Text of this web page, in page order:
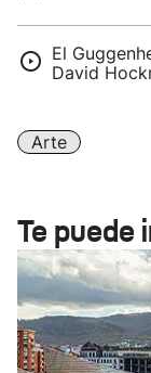
El
David
Arte
Te puede